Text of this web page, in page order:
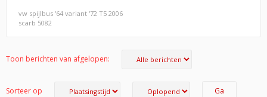
vw spijlbus '64 variant '72 T5 2006
scarb 5082
Toon berichten van afgelopen:
Sorteer op